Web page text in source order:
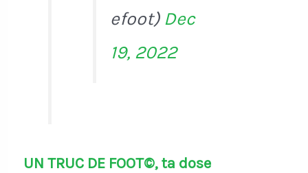
efoot) Dec
19, 2022
UN TRUC DE FOOT©, ta dose